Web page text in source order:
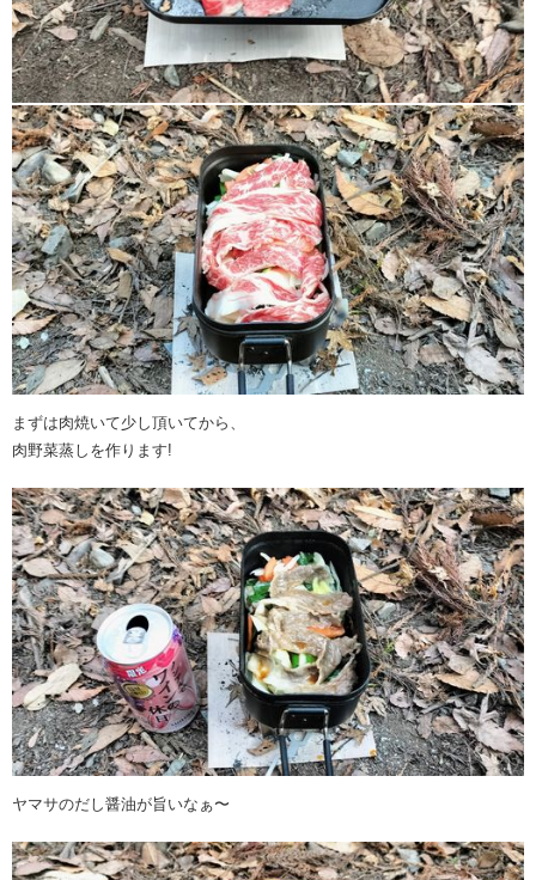
まずは肉焼いて少し頂いてから、
肉野菜蒸しを作ります!
ヤマサのだし醤油が旨いなぁ〜